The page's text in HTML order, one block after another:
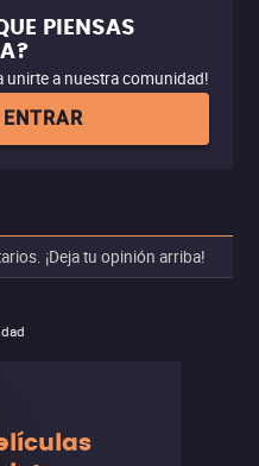
PIENSAS
unirte a nuestra comunidad!
¡Deja tu opinión arriba!